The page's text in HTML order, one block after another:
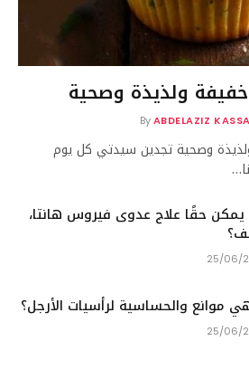
ولذيذة وصحية
By ABDELAZIZ
وصحية تجدين سيدتي كل يوم
حقًا علاج عدوى فيروس هانتا،
25/06/
موانع والحساسية لرأسيات الأرجل؟
25/06/